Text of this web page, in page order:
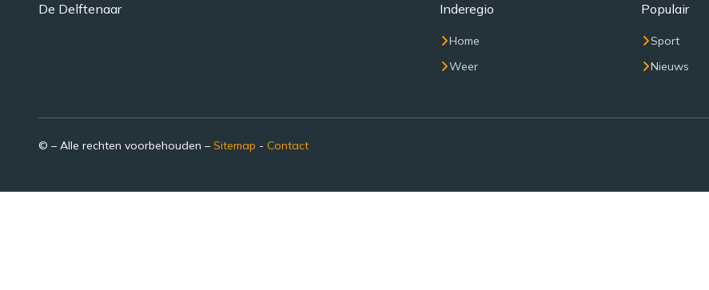
De Delftenaar Inderegio
Home
Weer
Populair
Sport
Nieuws
© – Alle rechten voorbehouden – Sitemap - Contact